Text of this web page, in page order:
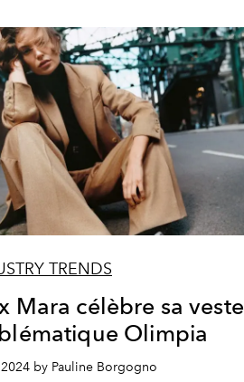
TRENDS
Mara célèbre sa veste
Olimpia
by Pauline Borgogno